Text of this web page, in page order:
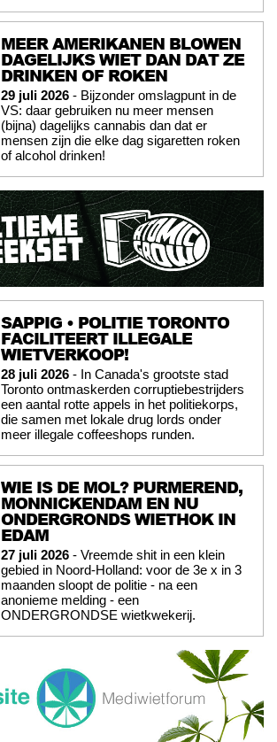
MEER AMERIKANEN BLOWEN
DAGELIJKS WIET DAN DAT ZE
DRINKEN OF ROKEN
29 juli 2026 - Bijzonder omslagpunt in de
VS: daar gebruiken nu meer mensen
(bijna) dagelijks cannabis dan dat er
mensen zijn die elke dag sigaretten roken
of alcohol drinken!
SAPPIG • POLITIE TORONTO
FACILITEERT ILLEGALE
WIETVERKOOP!
28 juli 2026 - In Canada's grootste stad
Toronto ontmaskerden corruptiebestrijders
een aantal rotte appels in het politiekorps,
die samen met lokale drug lords onder
meer illegale coffeeshops runden.
WIE IS DE MOL? PURMEREND,
MONNICKENDAM EN NU
ONDERGRONDS WIETHOK IN
EDAM
27 juli 2026 - Vreemde shit in een klein
gebied in Noord-Holland: voor de 3e x in 3
maanden sloopt de politie - na een
anonieme melding - een
ONDERGRONDSE wietkwekerij.